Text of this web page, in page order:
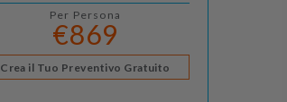
Per Persona
€869
Crea il Tuo Preventivo Gratuito